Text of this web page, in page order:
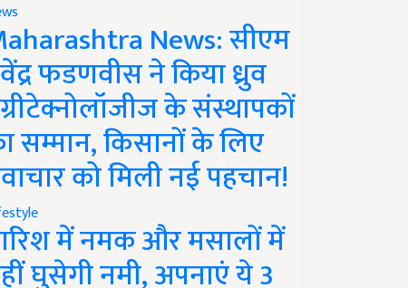
News: सीएम
फडणवीस ने किया ध्रुव
के संस्थापकों
सम्मान, किसानों के लिए
को मिली नई पहचान!
में नमक और मसालों में
घुसेगी नमी, अपनाएं ये 3